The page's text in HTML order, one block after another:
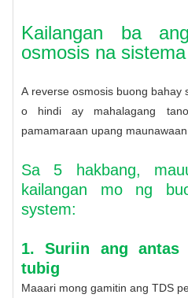
Kailangan ba
osmosis na
A reverse osmosis buong bahay
o hindi ay mahalagang
pamamaraan upang maunawaan
Sa 5 hakbang,
kailangan mo ng
system:
1. Suriin ang
tubig
Maaari mong gamitin ang TDS